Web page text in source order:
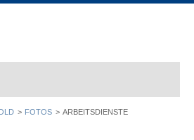
FOTOS ARBEITSDIENSTE